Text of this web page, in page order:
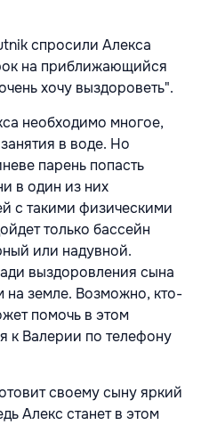
спросили Алекса
на приближающийся
хочу выздороветь".
необходимо многое,
в воде. Но
парень попасть
в один из них
с такими физическими
только бассейн
или надувной.
выздоровления сына
на земле. Возможно, кто-
помочь в этом
к Валерии по телефону
своему сыну яркий
Алекс станет в этом